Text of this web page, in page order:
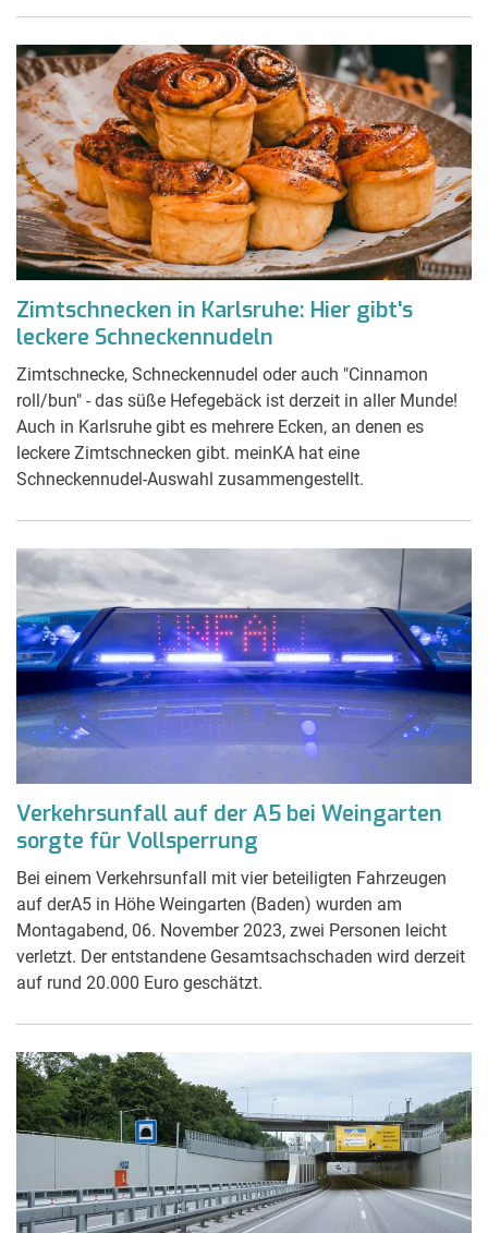
Zimtschnecken in Karlsruhe: Hier gibt's
leckere Schneckennudeln
Zimtschnecke, Schneckennudel oder auch "Cinnamon
roll/bun" - das süße Hefegebäck ist derzeit in aller Munde!
Auch in Karlsruhe gibt es mehrere Ecken, an denen es
leckere Zimtschnecken gibt. meinKA hat eine
Schneckennudel-Auswahl zusammengestellt.
Verkehrsunfall auf der A5 bei Weingarten
sorgte für Vollsperrung
Bei einem Verkehrsunfall mit vier beteiligten Fahrzeugen
auf derA5 in Höhe Weingarten (Baden) wurden am
Montagabend, 06. November 2023, zwei Personen leicht
verletzt. Der entstandene Gesamtsachschaden wird derzeit
auf rund 20.000 Euro geschätzt.